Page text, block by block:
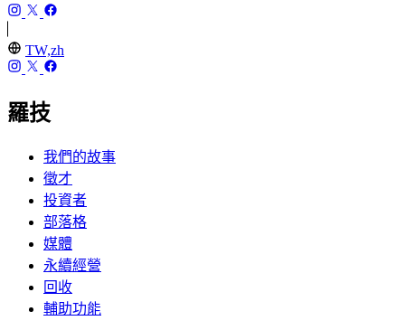
TW,zh
羅技
我們的故事
徵才
投資者
部落格
媒體
永續經營
回收
輔助功能